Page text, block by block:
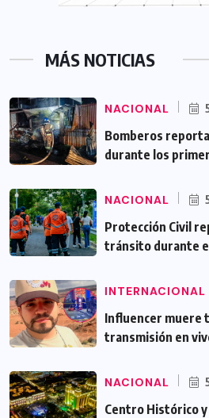
MÁS NOTICIAS
NACIONAL
Bomberos
durante los
NACIONAL
Protección Civil
tránsito durante
INTERNACIONAL
Influencer muere
transmisión en
NACIONAL
Centro Histórico